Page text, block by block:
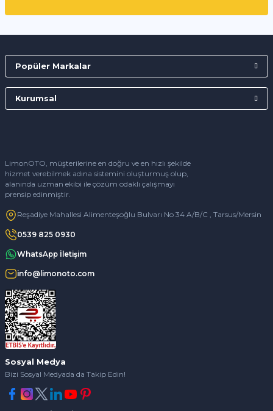
LimonOTO, müşterilerine en doğru ve en hızlı şekilde
hizmet verebilmek adına sistemini oluşturmuş olup,
alanında uzman ekibi ile çözüm odaklı çalışmayı
prensip edinmiştir.
Reşadiye Mahallesi Alimenteşoğlu Bulvarı No 34 A/B/C , Tarsus/Mersin
0539 825 0930
WhatsApp İletişim
info@limonoto.com
Popüler Markalar
Kurumsal
Sosyal Medya
Bizi Sosyal Medyada da Takip Edin!